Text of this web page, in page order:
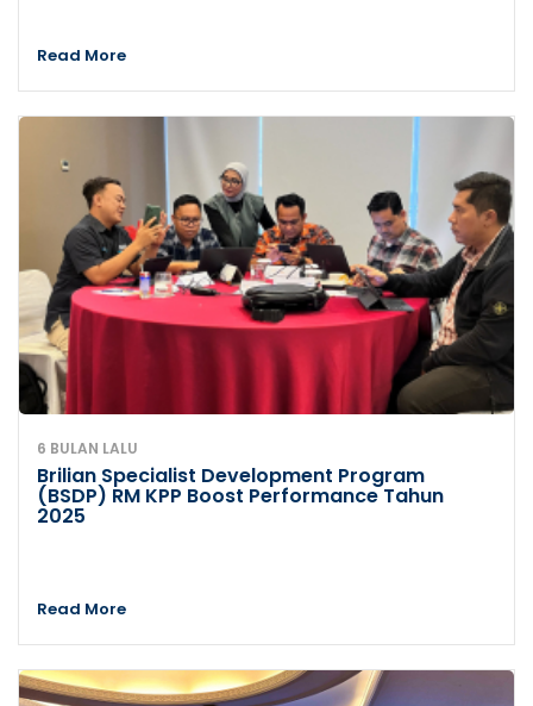
Read More
6 BULAN LALU
Brilian Specialist Development Program
(BSDP) RM KPP Boost Performance Tahun
2025
Read More